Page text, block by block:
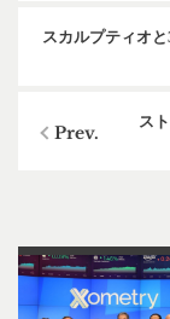
スカルプティオ
ス